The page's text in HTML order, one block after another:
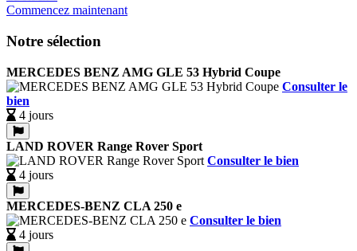
Commencez maintenant
Notre sélection
MERCEDES BENZ AMG GLE 53 Hybrid Coupe
Consulter le
bien
4 jours
LAND ROVER Range Rover Sport
Consulter le bien
4 jours
MERCEDES-BENZ CLA 250 e
Consulter le bien
4 jours